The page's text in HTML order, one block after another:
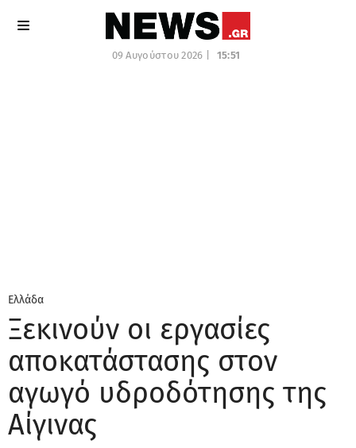
09 Αυγούστου 2026 | 15:51
Ελλάδα
Ξεκινούν οι εργασίες
αποκατάστασης στον
αγωγό υδροδότησης της
Αίγινας